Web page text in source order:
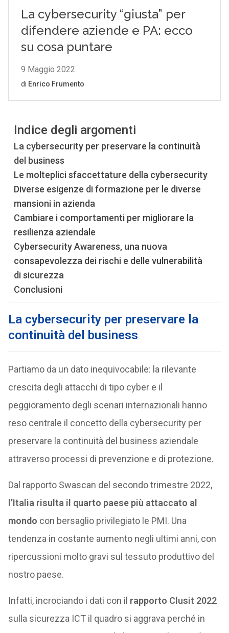
Indice degli argomenti
La cybersecurity per preservare la continuità
del business
Le molteplici sfaccettature della cybersecurity
Diverse esigenze di formazione per le diverse
mansioni in azienda
Cambiare i comportamenti per migliorare la
resilienza aziendale
Cybersecurity Awareness, una nuova
consapevolezza dei rischi e delle vulnerabilità
di sicurezza
Conclusioni
La cybersecurity per preservare la
continuità del business
Partiamo da un dato inequivocabile: la rilevante
crescita degli attacchi di tipo cyber e il
peggioramento degli scenari internazionali hanno
reso centrale il concetto della cybersecurity per
preservare la continuità del business aziendale
attraverso processi di prevenzione e di protezione.
Dal rapporto Swascan del secondo trimestre 2022,
l’Italia risulta il quarto paese più attaccato al
mondo con bersaglio privilegiato le PMI. Una
tendenza in costante aumento negli ultimi anni, con
ripercussioni molto gravi sul tessuto produttivo del
nostro paese.
Infatti, incrociando i dati con il rapporto Clusit 2022
sulla sicurezza ICT il quadro si aggrava perché in